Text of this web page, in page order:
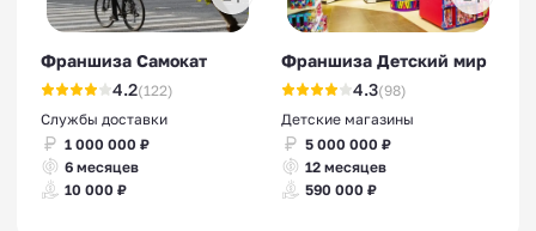
Франшиза Самокат
4.2(122)
Службы доставки
1 000 000 ₽
6 месяцев
10 000 ₽
Франшиза Детский мир
4.3(98)
Детские магазины
5 000 000 ₽
12 месяцев
590 000 ₽